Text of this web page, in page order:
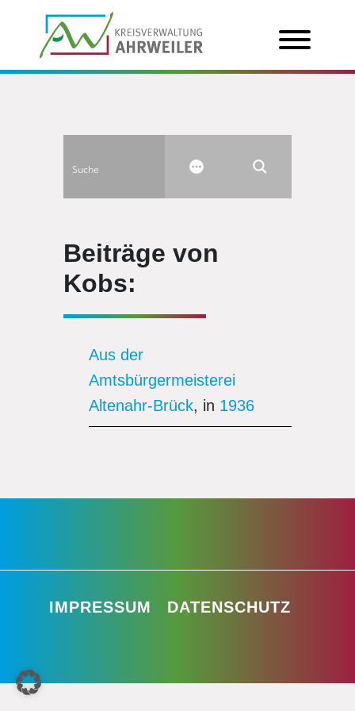
Beiträge von
Kobs:
Aus der
Amtsbürgermeisterei
Altenahr-Brück, in 1936
IMPRESSUM DATENSCHUTZ